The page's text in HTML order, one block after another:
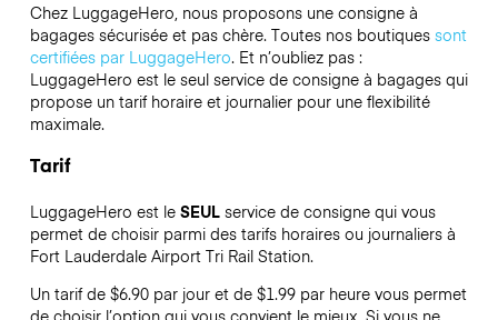
Chez LuggageHero, nous proposons une consigne à
bagages sécurisée et pas chère. Toutes nos boutiques sont
certifiées par LuggageHero. Et n’oubliez pas :
LuggageHero est le seul service de consigne à bagages qui
propose un tarif horaire et journalier pour une flexibilité
maximale.
Tarif
LuggageHero est le SEULservice de consigne qui vous
permet de choisir parmi des tarifs horaires ou journaliers à
Fort Lauderdale Airport Tri Rail Station.
Un tarif de $6.90 par jour et de $1.99 par heure vous permet
de choisir l’option qui vous convient le mieux. Si vous ne